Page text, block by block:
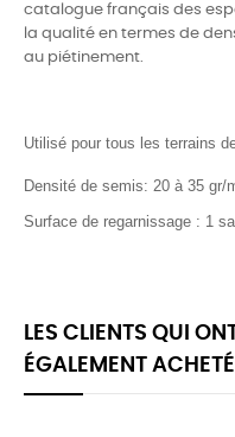
catalogue français des
la qualité en termes de
au piétinement.
Utilisé pour tous les terrains
Densité de semis: 20 à 35 gr/
Surface de regarnissage : 1
LES CLIENTS QUI
ÉGALEMENT